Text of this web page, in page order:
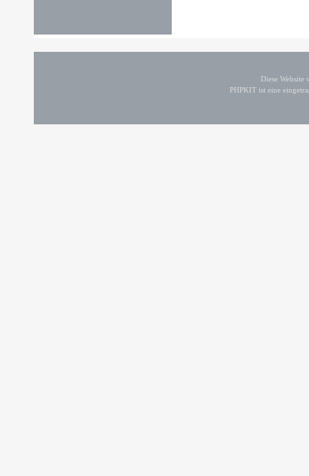
Diese
PHPKIT ist eine